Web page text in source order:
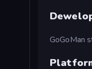
GoGoMan